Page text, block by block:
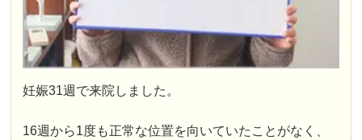
妊娠31週で来院しました。
16週から1度も正常な位置を向いていたことがなく、